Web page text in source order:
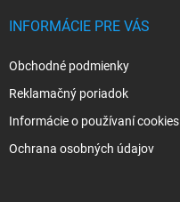
INFORMÁCIE PRE VÁS
Obchodné podmienky
Reklamačný poriadok
Informácie o používaní cookies
Ochrana osobných údajov